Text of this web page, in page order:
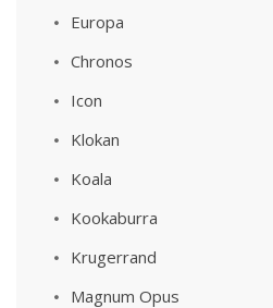
Europa
Chronos
Icon
Klokan
Koala
Kookaburra
Krugerrand
Magnum Opus